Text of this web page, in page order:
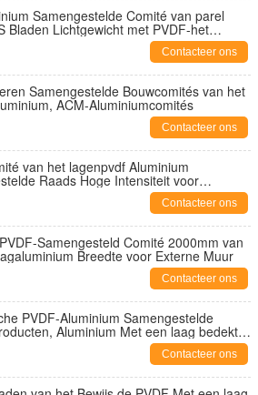
Samengestelde Comité van parel
Bladen Lichtgewicht met PVDF-het
Contacteer ons
Samengestelde Bouwcomités van het
ACM-Aluminiumcomités
Contacteer ons
van het lagenpvdf Aluminium
Raads Hoge Intensiteit voor
Contacteer ons
Samengesteld Comité 2000mm van
Breedte voor Externe Muur
Contacteer ons
PVDF-Aluminium Samengestelde
Aluminium Met een laag bedekte
Contacteer ons